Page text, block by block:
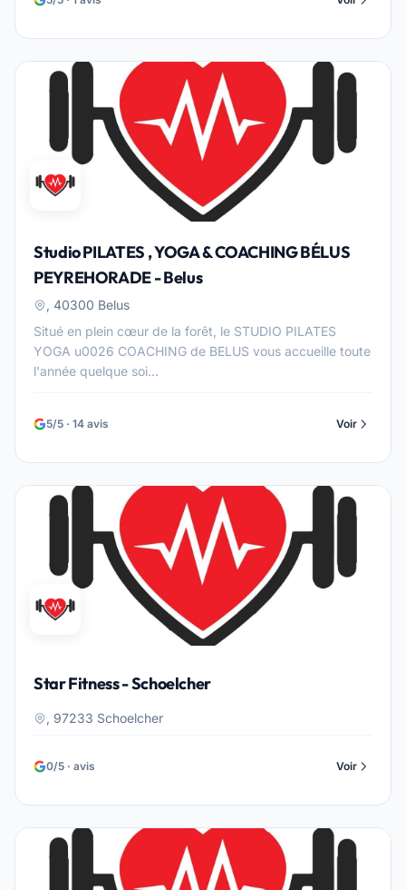
Studio PILATES , YOGA & COACHING BÉLUS
PEYREHORADE - Belus
, 40300 Belus
Situé en plein cœur de la forêt, le STUDIO PILATES
YOGA u0026 COACHING de BELUS vous accueille toute
l'année quelque soi...
5/5 · 14 avis Voir
Star Fitness - Schoelcher
, 97233 Schoelcher
0/5 · avis Voir